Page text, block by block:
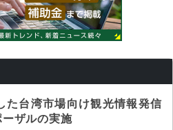
た台湾市場向け観光情報発信
ザルの実施